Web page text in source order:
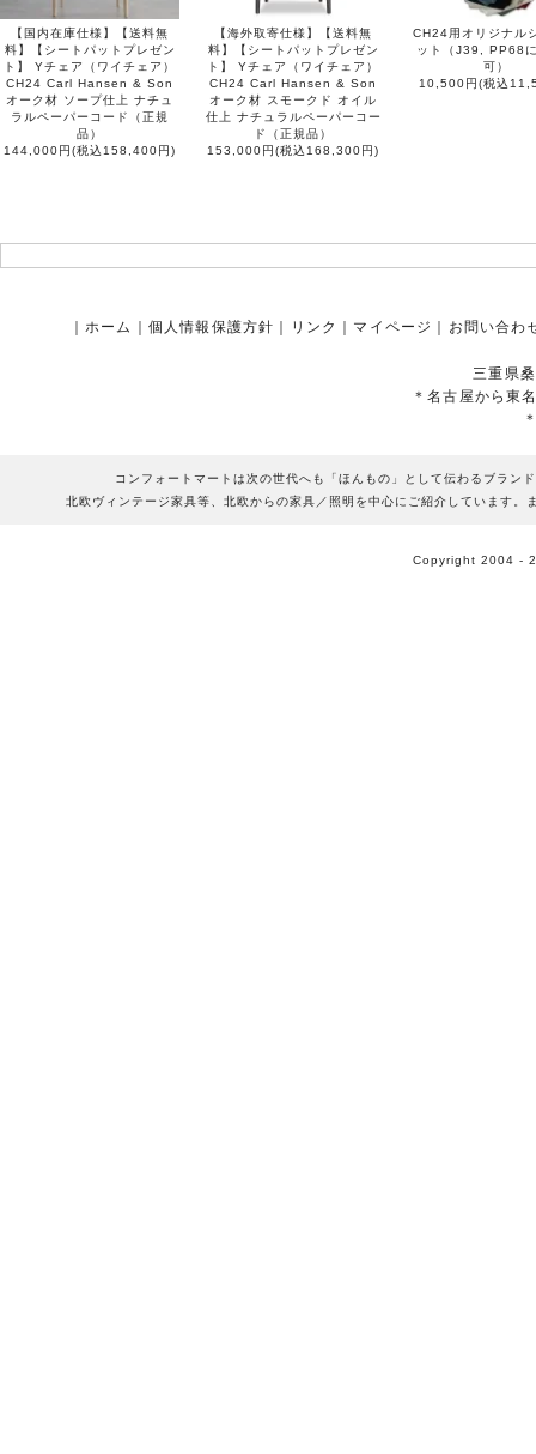
【国内在庫仕様】【送料無
料】【シートパットプレゼン
ト】 Yチェア（ワイチェア）
CH24 Carl Hansen & Son
オーク材 ソープ仕上 ナチュ
ラルペーパーコード（正規
品）
144,000円(税込158,400円)
【海外取寄仕様】【送料無
料】【シートパットプレゼン
ト】 Yチェア（ワイチェア）
CH24 Carl Hansen & Son
オーク材 スモークド オイル
仕上 ナチュラルペーパーコー
ド（正規品）
153,000円(税込168,300円)
CH24用オリジナル
ット（J39, PP68
可）
10,500円(税込
｜ ホーム ｜ 個人情報保護方針 ｜ リンク ｜ マイページ ｜ お問い合わ
三重県
＊名古屋から東
コンフォートマートは次の世代へも「ほんもの」として伝わるブラン
北欧ヴィンテージ家具等、北欧からの家具／照明を中心にご紹介しています
Copyright 2004 -